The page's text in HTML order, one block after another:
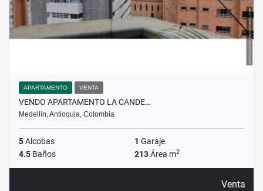
APARTAMENTO VENTA
VENDO APARTAMENTO LA CANDE…
Medellín, Antioquia, Colombia
5Alcobas 1 Garaje
4.5 Baños 213Área m2
Venta